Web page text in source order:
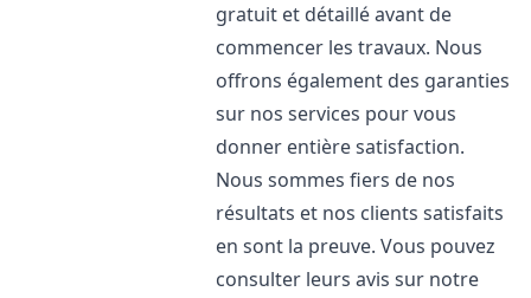
gratuit et détaillé avant de
commencer les travaux. Nous
offrons également des garanties
sur nos services pour vous
donner entière satisfaction.
Nous sommes fiers de nos
résultats et nos clients satisfaits
en sont la preuve. Vous pouvez
consulter leurs avis sur notre